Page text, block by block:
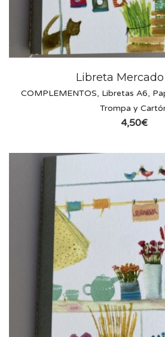
Libreta
COMPLEMENTOS, Libretas A6,
Trompa y
4,50€